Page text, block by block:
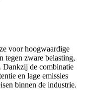
voor hoogwaardige
tegen zware belasting,
Dankzij de combinatie
en lage emissies
binnen de industrie.